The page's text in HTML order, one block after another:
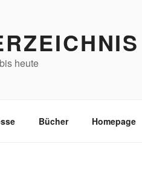
heute
Bücher Homepage